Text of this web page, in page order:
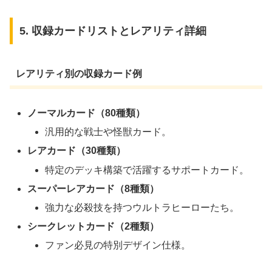
5. 収録カードリストとレアリティ詳細
レアリティ別の収録カード例
ノーマルカード（80種類）
汎用的な戦士や怪獣カード。
レアカード（30種類）
特定のデッキ構築で活躍するサポートカード。
スーパーレアカード（8種類）
強力な必殺技を持つウルトラヒーローたち。
シークレットカード（2種類）
ファン必見の特別デザイン仕様。